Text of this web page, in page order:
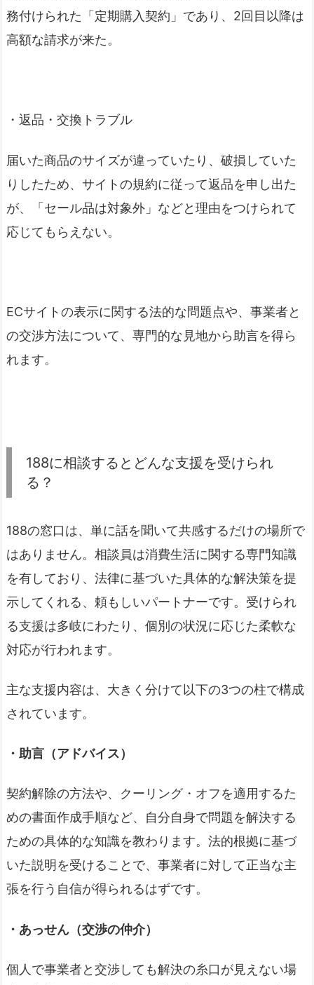
務付けられた「定期購入契約」であり、2回目以降は
高額な請求が来た。
・返品・交換トラブル
届いた商品のサイズが違っていたり、破損していた
りしたため、サイトの規約に従って返品を申し出た
が、「セール品は対象外」などと理由をつけられて
応じてもらえない。
ECサイトの表示に関する法的な問題点や、事業者と
の交渉方法について、専門的な見地から助言を得ら
れます。
188に相談するとどんな支援を受けられ
る？
188の窓口は、単に話を聞いて共感するだけの場所で
はありません。相談員は消費生活に関する専門知識
を有しており、法律に基づいた具体的な解決策を提
示してくれる、頼もしいパートナーです。受けられ
る支援は多岐にわたり、個別の状況に応じた柔軟な
対応が行われます。
主な支援内容は、大きく分けて以下の3つの柱で構成
されています。
・助言（アドバイス）
契約解除の方法や、クーリング・オフを適用するた
めの書面作成手順など、自分自身で問題を解決する
ための具体的な知識を教わります。法的根拠に基づ
いた説明を受けることで、事業者に対して正当な主
張を行う自信が得られるはずです。
・あっせん（交渉の仲介）
個人で事業者と交渉しても解決の糸口が見えない場